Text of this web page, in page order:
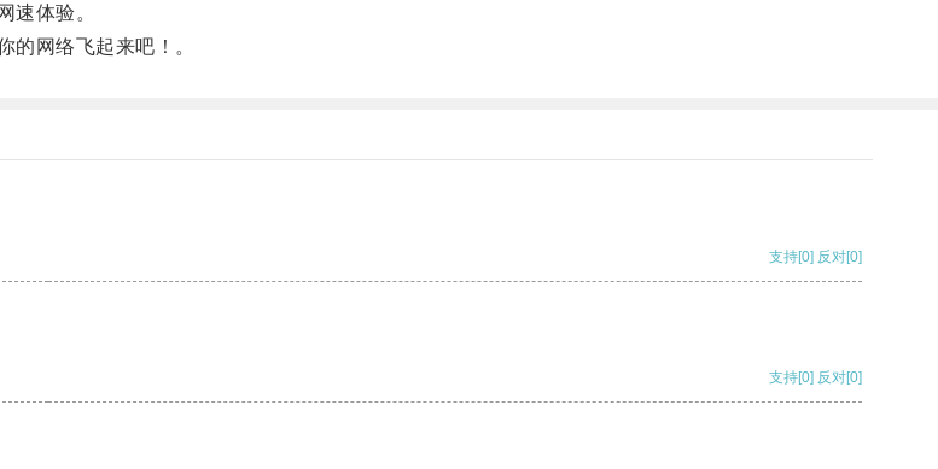
体验。
网络飞起来吧！。
支持[0] 反对[0]
支持[0] 反对[0]